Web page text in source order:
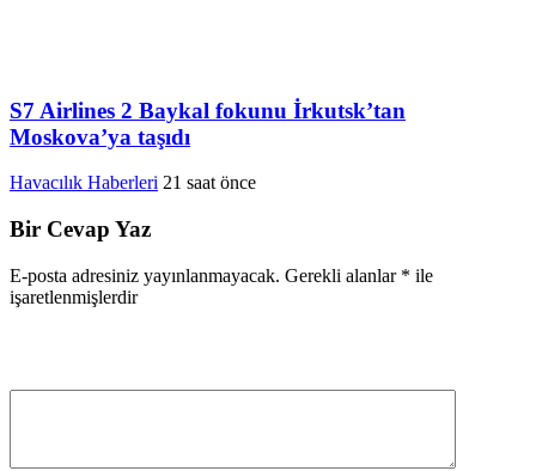
S7 Airlines 2 Baykal fokunu İrkutsk’tan
Moskova’ya taşıdı
Havacılık Haberleri 21 saat önce
Bir Cevap Yaz
E-posta adresiniz yayınlanmayacak. Gerekli alanlar * ile
işaretlenmişlerdir